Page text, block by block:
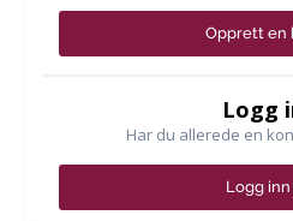
Opprett en
Logg
Har du allerede en
Logg inn